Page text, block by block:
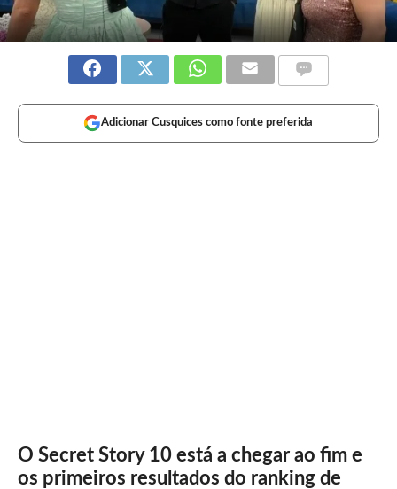
Adicionar Cusquices como fonte preferida
O Secret Story 10 está a chegar ao fim e
os primeiros resultados do ranking de